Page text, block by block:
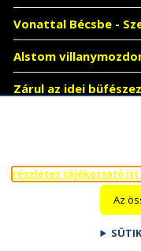
Vonattal Bécsbe -
Alstom
Zárul az idei
részletes tájékoztató itt
Az